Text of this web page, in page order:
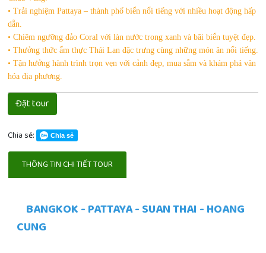
• Trải nghiệm Pattaya – thành phố biển nổi tiếng với nhiều hoạt động hấp
dẫn.
• Chiêm ngưỡng đảo Coral với làn nước trong xanh và bãi biển tuyệt đẹp.
• Thưởng thức ẩm thực Thái Lan đặc trưng cùng những món ăn nổi tiếng.
• Tận hưởng hành trình trọn vẹn với cảnh đẹp, mua sắm và khám phá văn
hóa địa phương.
Đặt tour
Chia sẻ: Chia sẻ
THÔNG TIN CHI TIẾT TOUR
BANGKOK - PATTAYA - SUAN THAI - HOANG
CUNG